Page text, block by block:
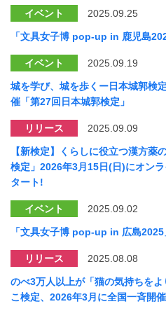
イベント 2025.09.25
「文具女子博 pop-up in 鹿児島
イベント 2025.09.19
城を学び、城を歩くー日本城郭検
催「第27回日本城郭検定」
リリース 2025.09.09
【新検定】くらしに役立つ漢方薬
検定」2026年3月15日(日)にオン
タート!
イベント 2025.09.02
「文具女子博 pop-up in 広島2025
リリース 2025.08.08
のべ3万人以上が「猫の気持ちを
こ検定、2026年3月に全国一斉開催